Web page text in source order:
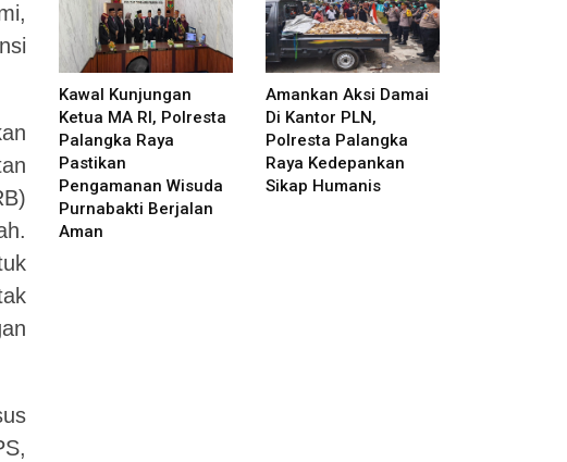
Kawal Kunjungan
Ketua MA RI, Polresta
Palangka Raya
Pastikan
Pengamanan Wisuda
Purnabakti Berjalan
Aman
Amankan Aksi Damai
Di Kantor PLN,
Polresta Palangka
Raya Kedepankan
Sikap Humanis